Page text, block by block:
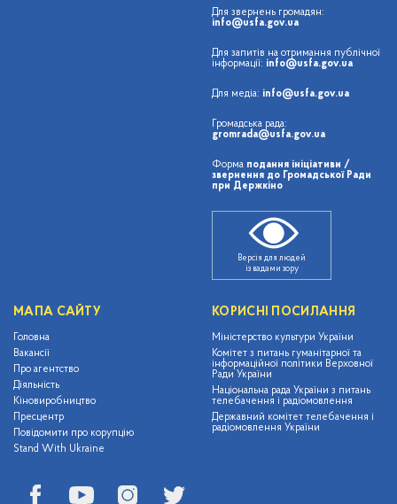
Для звернень громадян:
info@usfa.gov.ua
Для запитів на отримання публічної
інформації: info@usfa.gov.ua
Для медіа: info@usfa.gov.ua
Громадська рада:
gromrada@usfa.gov.ua
Форма подання ініціативи /
звернення до Громадської Ради
при Держкіно
Версія для людей
із вадами зору
МАПА САЙТУ
Головна
Вакансії
Про агентство
Діяльність
Кіновиробництво
Пресцентр
Повідомити про корупцію
Stand With Ukraine
КОРИСНІ ПОСИЛАННЯ
Міністерство культури України
Комітет з питань гуманітарної та
інформаційної політики Верховної
Ради України
Національна рада України з питань
телебачення і радіомовлення
Державний комітет телебачення і
радіомовлення України